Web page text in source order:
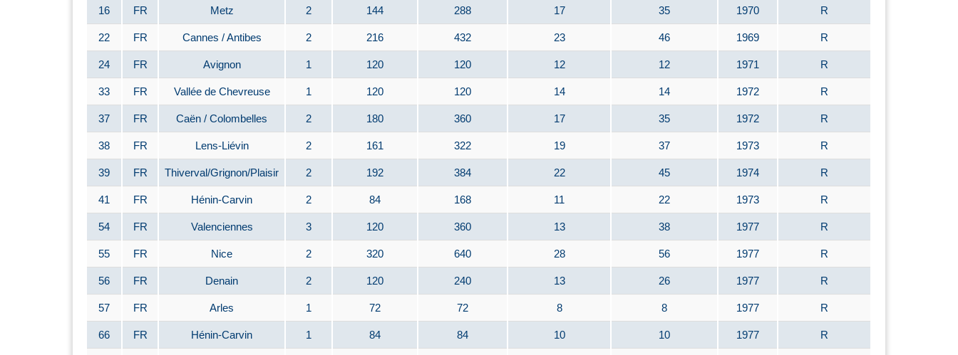
16 FR Metz 2 144 288 17 35 1970 R
22 FR Cannes / Antibes 2 216 432 23 46 1969 R
24 FR Avignon 1 120 120 12 12 1971 R
33 FR Vallée de Chevreuse 1 120 120 14 14 1972 R
37 FR Caën / Colombelles 2 180 360 17 35 1972 R
38 FR Lens-Liévin 2 161 322 19 37 1973 R
39 FR Thiverval/Grignon/Plaisir 2 192 384 22 45 1974 R
41 FR Hénin-Carvin 2 84 168 11 22 1973 R
54 FR Valenciennes 3 120 360 13 38 1977 R
55 FR Nice 2 320 640 28 56 1977 R
56 FR Denain 2 120 240 13 26 1977 R
57 FR Arles 1 72 72 8 8 1977 R
66 FR Hénin-Carvin 1 84 84 10 10 1977 R